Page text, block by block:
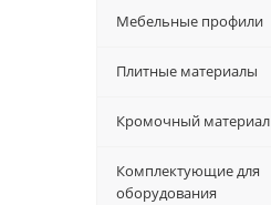
Мебельные профили
Плитные материалы
Кромочный материал
Комплектующие для
оборудования